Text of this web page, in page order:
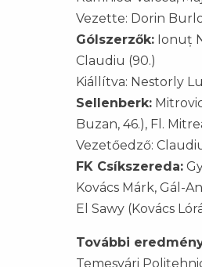
Vezette: Dorin
Gólszerzők: Ionuț
Claudiu (90.)
Kiállítva: Nestorly
Sellenberk:
Buzan, 46.), Fl.
Vezetőedző:
FK Csíkszereda:
Kovács Márk, Gál-
El Sawy (Kovács
További
Temesvári